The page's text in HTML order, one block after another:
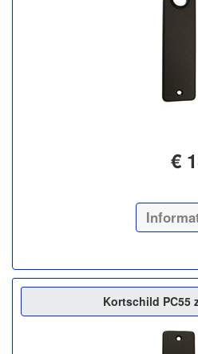
€
Kortschild PC55